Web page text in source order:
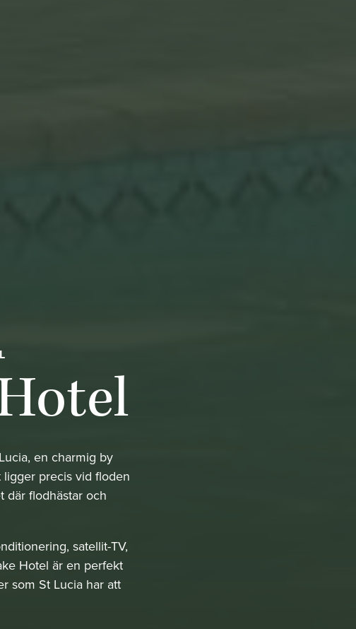
en charmig by
precis vid floden
där flodhästar och
satellit-TV,
Hotel är en perfekt
som St Lucia har att